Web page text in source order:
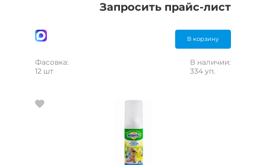
Запросить прайс-лист
В корзину
Фасовка:
12 шт
В наличии:
334 уп.